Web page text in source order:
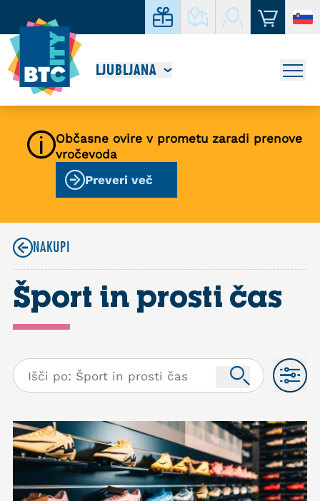
LJUBLJANA
Občasne ovire v prometu zaradi prenove
vročevoda
Preveri več
NAKUPI
Šport in prosti čas